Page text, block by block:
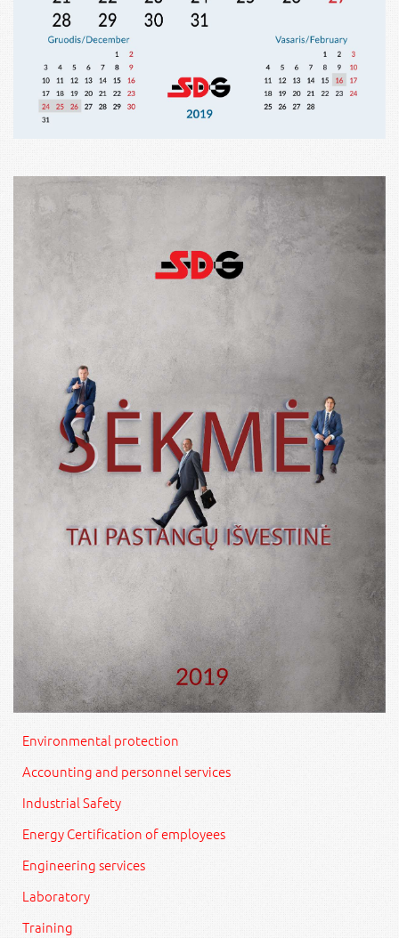
Environmental protection
Accounting and personnel services
Industrial Safety
Energy Certification of employees
Engineering services
Laboratory
Training